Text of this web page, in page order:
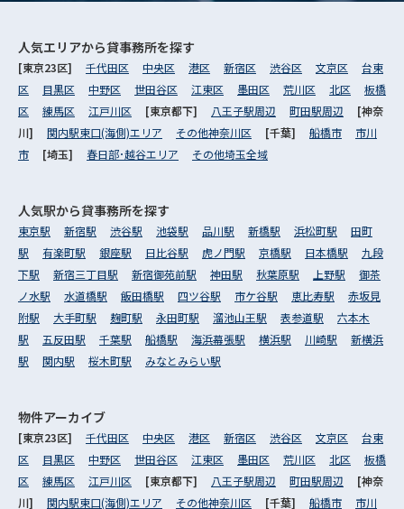
人気エリアから貸事務所を探す
[東京23区] 千代田区 中央区 港区 新宿区 渋谷区 文京区
台東
区
目黒区 中野区 世田谷区 江東区 墨田区 荒川区 北区
板橋
区
練馬区 江戸川区 [東京都下] 八王子駅周辺 町田駅周辺
[神奈
川] 関内駅東口(海側)エリア その他神奈川区 [千葉] 船橋市
市川
市
[埼玉] 春日部･越谷エリア その他埼玉全域
人気駅から貸事務所を探す
東京駅 新宿駅 渋谷駅 池袋駅 品川駅 新橋駅 浜松町駅
田町
駅
有楽町駅 銀座駅 日比谷駅 虎ノ門駅 京橋駅 日本橋駅
九段
下駅
新宿三丁目駅 新宿御苑前駅 神田駅 秋葉原駅 上野駅
御茶
ノ水駅
水道橋駅 飯田橋駅 四ツ谷駅 市ケ谷駅 恵比寿駅
赤坂見
附駅
大手町駅 麹町駅 永田町駅 溜池山王駅 表参道駅
六本木
駅
五反田駅 千葉駅 船橋駅 海浜幕張駅 横浜駅 川崎駅
新横浜
駅
関内駅 桜木町駅 みなとみらい駅
物件アーカイブ
[東京23区] 千代田区 中央区 港区 新宿区 渋谷区 文京区
台東
区
目黒区 中野区 世田谷区 江東区 墨田区 荒川区 北区
板橋
区
練馬区 江戸川区 [東京都下] 八王子駅周辺 町田駅周辺
[神奈
川] 関内駅東口(海側)エリア その他神奈川区 [千葉] 船橋市 市川